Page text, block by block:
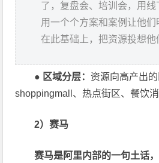
了，复盘会、培训会，用线
用一个个方案和案例让他们
在此基础上，把资源投想他
● 区域分层： 资源向高产出
shoppingmall、热点街区、餐饮消
2）赛马
赛马是阿里内部的一句土话